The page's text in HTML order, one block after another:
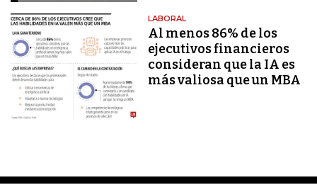
LABORAL
Al menos 86% de los
ejecutivos financieros
consideran que la IA es
más valiosa que un MBA